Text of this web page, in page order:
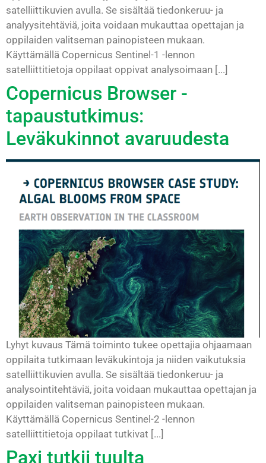
satelliittikuvien avulla. Se sisältää tiedonkeruu- ja
analyysitehtäviä, joita voidaan mukauttaa opettajan ja
oppilaiden valitseman painopisteen mukaan.
Käyttämällä Copernicus Sentinel-1 -lennon
satelliittitietoja oppilaat oppivat analysoimaan [...]
Copernicus Browser -
tapaustutkimus:
Leväkukinnot avaruudesta
Lyhyt kuvaus Tämä toiminto tukee opettajia ohjaamaan
oppilaita tutkimaan leväkukintoja ja niiden vaikutuksia
satelliittikuvien avulla. Se sisältää tiedonkeruu- ja
analysointitehtäviä, joita voidaan mukauttaa opettajan ja
oppilaiden valitseman painopisteen mukaan.
Käyttämällä Copernicus Sentinel-2 -lennon
satelliittitietoja oppilaat tutkivat [...]
Paxi tutkii tuulta